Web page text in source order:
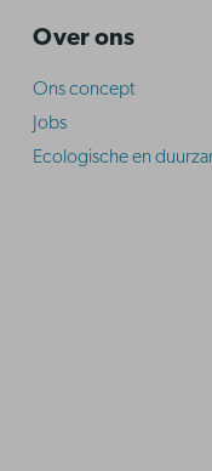
Over ons
Ons concept
Jobs
Ecologische en